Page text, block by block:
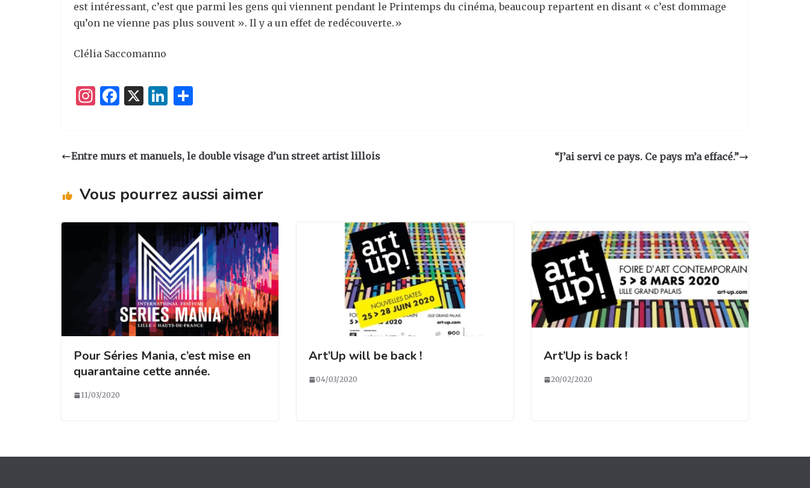
est intéressant, c’est que parmi les gens qui viennent pendant le Printemps du cinéma, beaucoup repartent en disant « c’est dommage
qu’on ne vienne pas plus souvent ». Il y a un effet de redécouverte.»
Clélia Saccomanno
I
a
ra
F
e
o
k
X
Li
e
n
g
Entre murs et manuels, le double visage d’un street artist lillois “J’ai servi ce pays. Ce pays m’a effacé.”
Vous pourrez aussi aimer
Pour Séries Mania, c’est mise en
quarantaine cette année.
11/03/2020
Art’Up will be back !
04/03/2020
Art’Up is back !
20/02/2020